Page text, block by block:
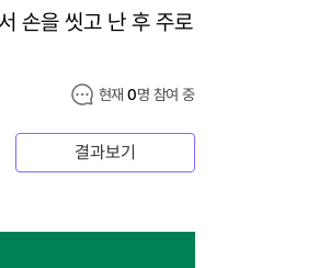
손을 씻고 난 후 주로
현재0명 참여 중
결과보기